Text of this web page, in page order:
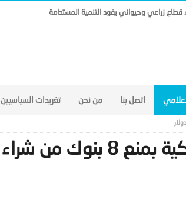
قطاع زراعي وحيواني يقود التنمية المستدامة
اتصل بنا من نحن تغريدات السياسيين
العراق يستجيب للضغوط الأميركية بمنع 8 بنوك من شراء